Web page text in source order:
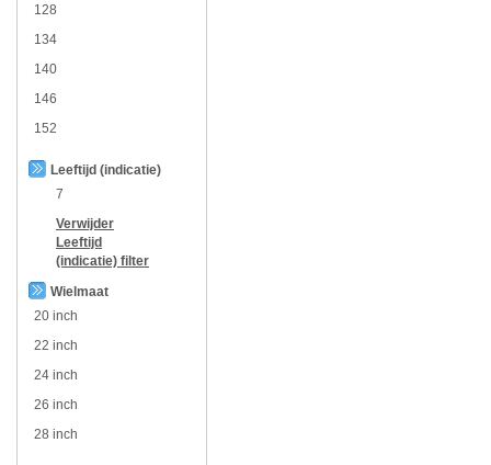
128
134
140
146
152
Leeftijd (indicatie)
7
Verwijder
Leeftijd
(indicatie) filter
Wielmaat
20 inch
22 inch
24 inch
26 inch
28 inch